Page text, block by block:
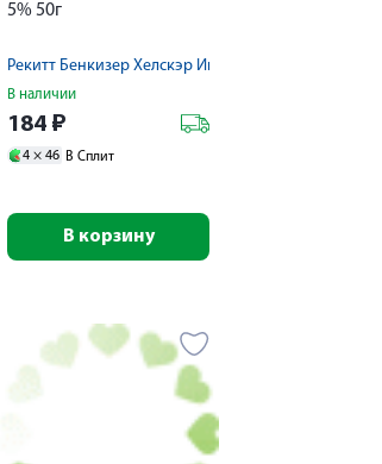
Лтд
5% 50г
Рекитт Бенкизер Хелскэр Интернешнл Лтд
В наличии
184 ₽
4 × 46 В Сплит
В корзину